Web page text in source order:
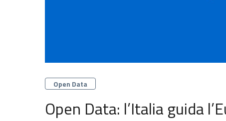
Open Data: l’Italia guida
Categorie
Open Data